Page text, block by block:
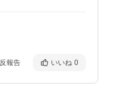
報告 いいね 0